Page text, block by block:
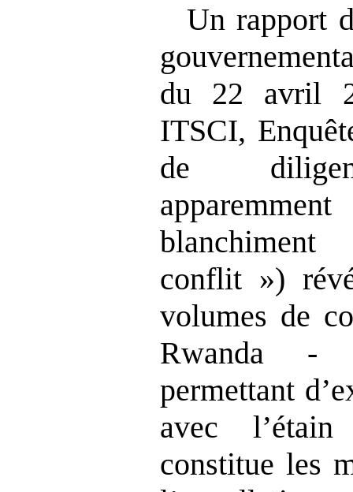
Un rapport
du 22 avril
ITSCI,
de
conflit »)
volumes de
Rwanda ‑
permettant d’
avec l
constitue les